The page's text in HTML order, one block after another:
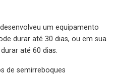
um equipamento
durar até 30 dias, ou em sua
até 60 dias.
de semirreboques